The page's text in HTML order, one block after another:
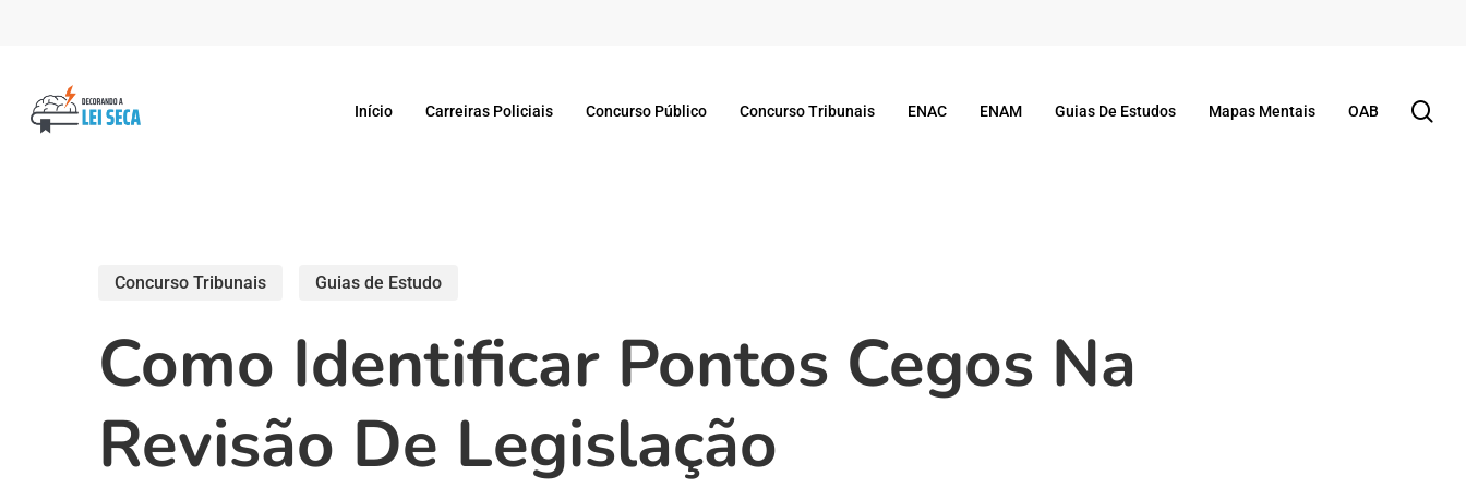
content
Início Carreiras Policiais Concurso Público Concurso Tribunais ENAC ENAM Guias De Estudos Mapas Mentais OAB
Concurso Tribunais Guias de Estudo
Como Identificar Pontos Cegos Na
Revisão De Legislação